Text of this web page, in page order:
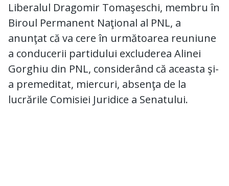
Liberalul Dragomir Tomaşeschi, membru în
Biroul Permanent Naţional al PNL, a
anunţat că va cere în următoarea reuniune
a conducerii partidului excluderea Alinei
Gorghiu din PNL, considerând că aceasta şi-
a premeditat, miercuri, absenţa de la
lucrările Comisiei Juridice a Senatului.